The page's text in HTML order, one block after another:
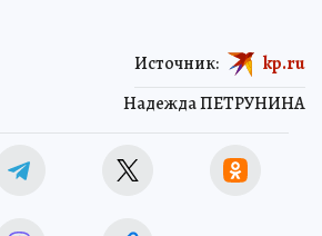
Надежда ПЕТРУНИНА
Источник: kp.ru